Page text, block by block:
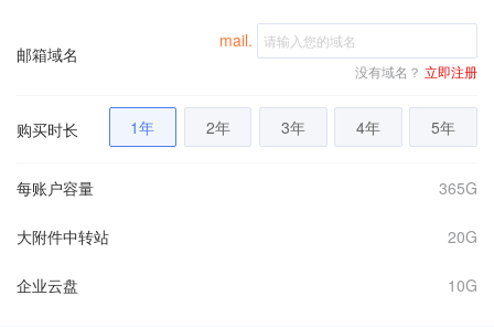
邮箱域名
mail.
没有域名？ 立即注册
购买时长 1年 2年 3年 4年 5年
每账户容量 365G
大附件中转站 20G
企业云盘 10G